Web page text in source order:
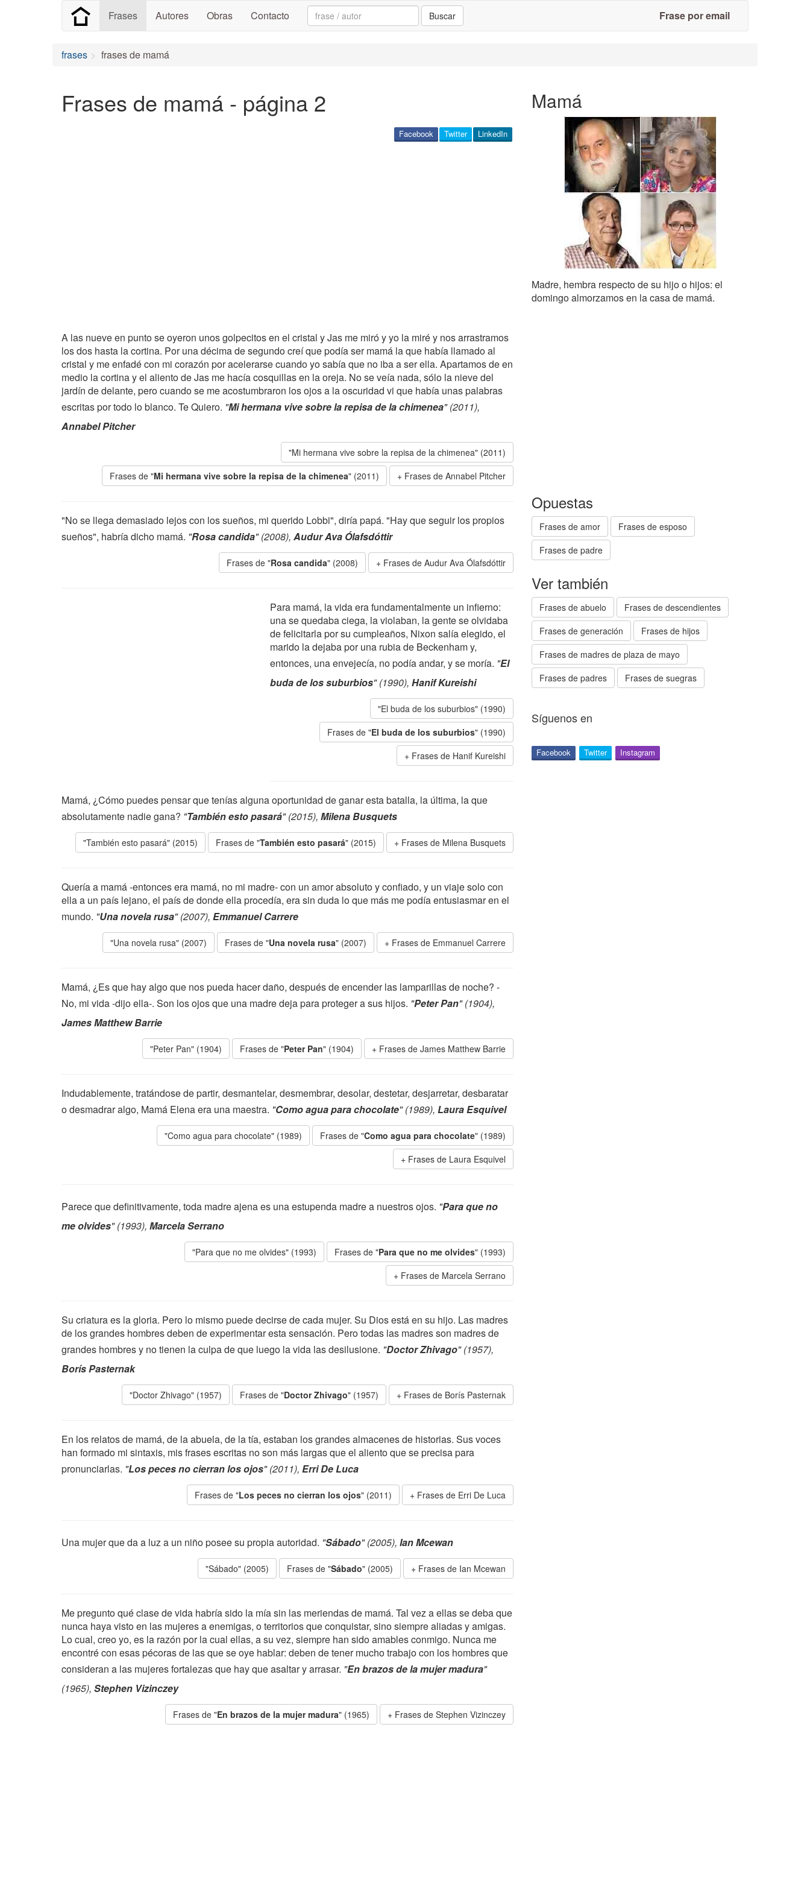
Frases Autores Obras Contacto Search: Buscar Frase por email
frases frases de mamá
Frases de mamá - página 2
LinkedIn
Twitter
Facebook
A las nueve en punto se oyeron unos golpecitos en el cristal y Jas me miró y yo la miré y nos arrastramos
los dos hasta la cortina. Por una décima de segundo creí que podía ser mamá la que había llamado al
cristal y me enfadé con mi corazón por acelerarse cuando yo sabía que no iba a ser ella. Apartamos de en
medio la cortina y el aliento de Jas me hacía cosquillas en la oreja. No se veía nada, sólo la nieve del
jardín de delante, pero cuando se me acostumbraron los ojos a la oscuridad vi que había unas palabras
escritas por todo lo blanco. Te Quiero. "Mi hermana vive sobre la repisa de la chimenea" (2011),
Annabel Pitcher
"Mi hermana vive sobre la repisa de la chimenea" (2011)
Frases de "Mi hermana vive sobre la repisa de la chimenea" (2011) Frases de Annabel Pitcher
"No se llega demasiado lejos con los sueños, mi querido Lobbi", diría papá. "Hay que seguir los propios
sueños", habría dicho mamá. "Rosa candida" (2008), Audur Ava Ólafsdóttir
Frases de "Rosa candida" (2008) Frases de Audur Ava Ólafsdóttir
Para mamá, la vida era fundamentalmente un infierno:
una se quedaba ciega, la violaban, la gente se olvidaba
de felicitarla por su cumpleaños, Nixon salía elegido, el
marido la dejaba por una rubia de Beckenham y,
entonces, una envejecía, no podía andar, y se moría. "El
buda de los suburbios" (1990), Hanif Kureishi
"El buda de los suburbios" (1990)
Frases de "El buda de los suburbios" (1990)
Frases de Hanif Kureishi
Mamá, ¿Cómo puedes pensar que tenías alguna oportunidad de ganar esta batalla, la última, la que
absolutamente nadie gana? "También esto pasará" (2015), Milena Busquets
"También esto pasará" (2015) Frases de "También esto pasará" (2015) Frases de Milena Busquets
Quería a mamá -entonces era mamá, no mi madre- con un amor absoluto y confiado, y un viaje solo con
ella a un país lejano, el país de donde ella procedía, era sin duda lo que más me podía entusiasmar en el
mundo. "Una novela rusa" (2007), Emmanuel Carrere
"Una novela rusa" (2007) Frases de "Una novela rusa" (2007) Frases de Emmanuel Carrere
Mamá, ¿Es que hay algo que nos pueda hacer daño, después de encender las lamparillas de noche? -
No, mi vida -dijo ella-. Son los ojos que una madre deja para proteger a sus hijos. "Peter Pan" (1904),
James Matthew Barrie
"Peter Pan" (1904) Frases de "Peter Pan" (1904) Frases de James Matthew Barrie
Indudablemente, tratándose de partir, desmantelar, desmembrar, desolar, destetar, desjarretar, desbaratar
o desmadrar algo, Mamá Elena era una maestra. "Como agua para chocolate" (1989), Laura Esquivel
"Como agua para chocolate" (1989) Frases de "Como agua para chocolate" (1989)
Frases de Laura Esquivel
Parece que definitivamente, toda madre ajena es una estupenda madre a nuestros ojos. "Para que no
me olvides" (1993), Marcela Serrano
"Para que no me olvides" (1993) Frases de "Para que no me olvides" (1993)
Frases de Marcela Serrano
Su criatura es la gloria. Pero lo mismo puede decirse de cada mujer. Su Dios está en su hijo. Las madres
de los grandes hombres deben de experimentar esta sensación. Pero todas las madres son madres de
grandes hombres y no tienen la culpa de que luego la vida las desilusione. "Doctor Zhivago" (1957),
Borís Pasternak
"Doctor Zhivago" (1957) Frases de "Doctor Zhivago" (1957) Frases de Borís Pasternak
En los relatos de mamá, de la abuela, de la tía, estaban los grandes almacenes de historias. Sus voces
han formado mi sintaxis, mis frases escritas no son más largas que el aliento que se precisa para
pronunciarlas. "Los peces no cierran los ojos" (2011), Erri De Luca
Frases de "Los peces no cierran los ojos" (2011) Frases de Erri De Luca
Una mujer que da a luz a un niño posee su propia autoridad. "Sábado" (2005), Ian Mcewan
"Sábado" (2005) Frases de "Sábado" (2005) Frases de Ian Mcewan
Me pregunto qué clase de vida habría sido la mía sin las meriendas de mamá. Tal vez a ellas se deba que
nunca haya visto en las mujeres a enemigas, o territorios que conquistar, sino siempre aliadas y amigas.
Lo cual, creo yo, es la razón por la cual ellas, a su vez, siempre han sido amables conmigo. Nunca me
encontré con esas pécoras de las que se oye hablar: deben de tener mucho trabajo con los hombres que
consideran a las mujeres fortalezas que hay que asaltar y arrasar. "En brazos de la mujer madura"
(1965), Stephen Vizinczey
Frases de "En brazos de la mujer madura" (1965) Frases de Stephen Vizinczey
Mamá
Madre, hembra respecto de su hijo o hijos: el
domingo almorzamos en la casa de mamá.
Opuestas
Frases de amor
Frases de esposo
Frases de padre
Ver también
Frases de abuelo
Frases de descendientes
Frases de generación
Frases de hijos
Frases de madres de plaza de mayo
Frases de padres
Frases de suegras
Síguenos en
Facebook Twitter Instagram